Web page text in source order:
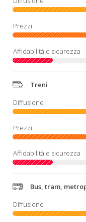
Treni
Bus, tram,